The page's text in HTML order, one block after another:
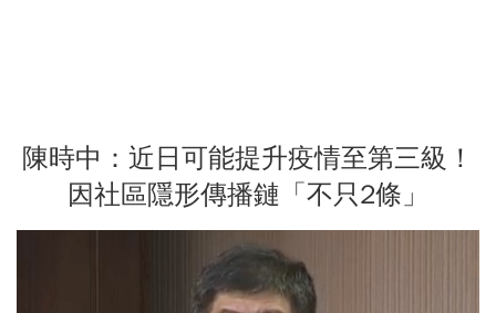
陳時中：近日可能提升疫情至第三級！
因社區隱形傳播鏈「不只2條」